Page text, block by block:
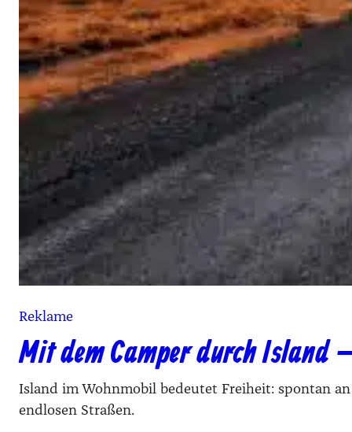
Reklame
Mit dem Camper durch Island
Island im Wohnmobil bedeutet Freiheit: spontan
endlosen Straßen.